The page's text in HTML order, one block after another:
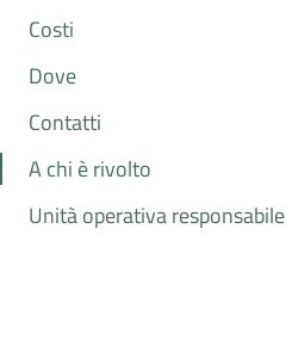
Costi
Dove
Contatti
A chi è rivolto
Unità operativa responsabile